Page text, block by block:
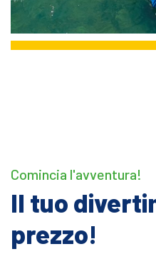
Comincia l'avventura!
Il tuo
prezzo!